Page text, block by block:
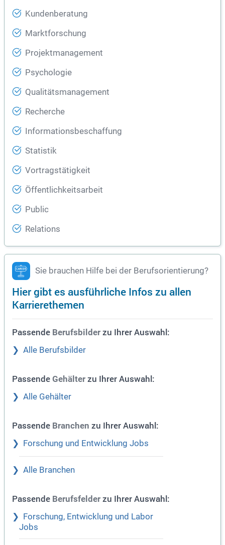
Kundenberatung
Marktforschung
Projektmanagement
Psychologie
Qualitätsmanagement
Recherche
Informationsbeschaffung
Statistik
Vortragstätigkeit
Öffentlichkeitsarbeit
Public
Relations
Sie brauchen Hilfe bei der Berufsorientierung?
Hier gibt es ausführliche Infos zu allen
Karrierethemen
Passende Berufsbilder zu Ihrer Auswahl:
Alle Berufsbilder
Passende Gehälter zu Ihrer Auswahl:
Alle Gehälter
Passende Branchen zu Ihrer Auswahl:
Forschung und Entwicklung Jobs
Alle Branchen
Passende Berufsfelder zu Ihrer Auswahl:
Forschung, Entwicklung und Labor
Jobs